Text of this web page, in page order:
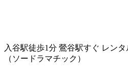
入谷駅徒歩1分 鶯谷駅すぐ レンタ
（ソードラマチック）